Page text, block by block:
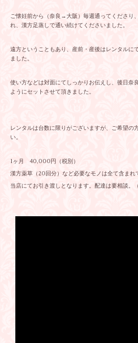
ご懐妊前から（奈良→大阪）毎週通ってくださり
れ、漢方足蒸しで通い続けてくださいました。
遠方ということもあり、産前・産後はレンタルに
ました。
使い方などは対面にてしっかりお伝えし、後日奈
ようにセットさせて頂きました。
レンタルは台数に限りがございますが、ご希望の
い。
1ヶ月 40,000円（税別）
漢方薬草（20回分）など必要なモノは全て含まれ
当店にてお引き渡しとなります。配達は要相談。